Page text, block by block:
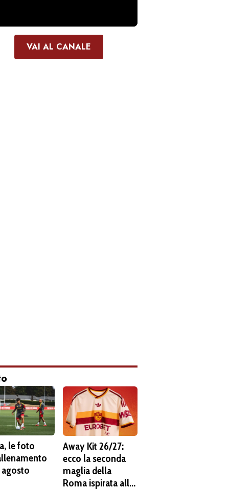
VAI AL CANALE
le foto
Away Kit 26/27:
ecco la seconda
maglia della
Roma ispirata alla